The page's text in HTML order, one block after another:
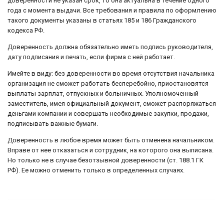
года с момента выдачи. Все требования и правила по оформлению
такого документы указаны в статьях 185 и 186 Гражданского
кодекса РФ.
Доверенность должна обязательно иметь подпись руководителя,
дату подписания и печать, если фирма с ней работает.
Имейте в виду: без доверенности во время отсутствия начальника
организация не сможет работать бесперебойно, приостановятся
выплаты зарплат, отпускных и больничных. Уполномоченный
заместитель, имея официальный документ, сможет распоряжаться
деньгами компании и совершать необходимые закупки, продажи,
подписывать важные бумаги.
Доверенность в любое время может быть отменена начальником.
Вправе от нее отказаться и сотрудник, на которого она выписана.
Но только не в случае безотзывной доверенности (ст. 188.1 ГК
РФ). Ее можно отменить только в определенных случаях.